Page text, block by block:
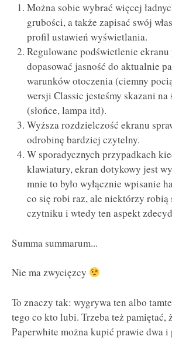
Można sobie wybrać więcej
grubości, a także zapisać swój
profil ustawień wyświetlania.
Regulowane podświetlenie ekranu
dopasować jasność do aktualnie
warunków otoczenia (ciemny
wersji Classic jesteśmy skazani na
(słońce, lampa itd).
Wyższa rozdzielczość ekranu
odrobinę bardziej czytelny.
W sporadycznych przypadkach
klawiatury, ekran dotykowy jest
mnie to było wyłącznie wpisanie
co się robi raz, ale niektórzy robią
czytniku i wtedy ten aspekt
Summa summarum...
Nie ma zwycięzcy
To znaczy tak: wygrywa ten albo
tego co kto lubi. Trzeba też pamiętać,
Paperwhite można kupić prawie dwa i